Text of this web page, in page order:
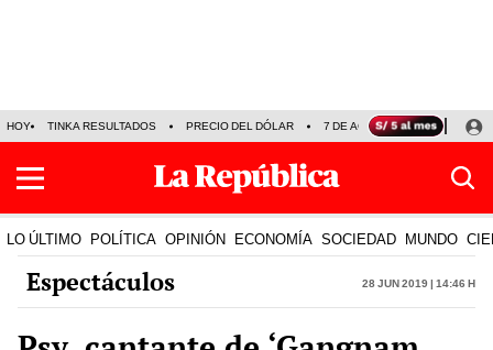
HOY TINKA RESULTADOS PRECIO DEL DÓLAR 7 DE AGOSTO OLLANTA
LO ÚLTIMO POLÍTICA OPINIÓN ECONOMÍA SOCIEDAD MUNDO
Espectáculos 28 Jun 2019 | 14:46 h